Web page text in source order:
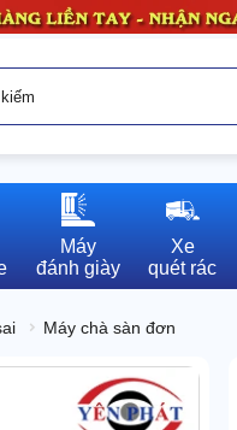
Máy
đánh giày
Xe
quét rác
Máy chà sàn đơn